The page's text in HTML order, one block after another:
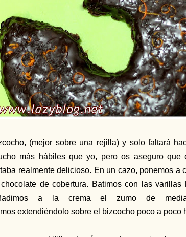
(mejor sobre una rejilla) y solo faltará
más hábiles que yo, pero os aseguro que
realmente delicioso. En un cazo, ponemos a
de cobertura. Batimos con las
a la crema el zumo de
extendiéndolo sobre el bizcocho poco a poco